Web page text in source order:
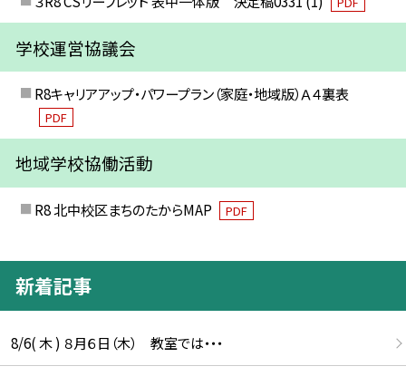
学校運営協議会
R8キャリアアップ・パワープラン（家庭・地域版）Ａ４裏表
PDF
地域学校協働活動
R8 北中校区まちのたからMAP PDF
新着記事
8/6( 木 ) ８月６日（木） 教室では・・・